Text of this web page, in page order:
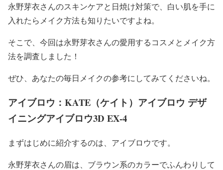
永野芽衣さんのスキンケアと 日焼け対策で、 白い肌を手に
入れたらメイク方法も知りたいですよね。
そこで、今回は永野芽衣さんの愛用するコスメ と メイク方
法を調査しました！
ぜひ、あなたの毎日メイクの参考にしてみてくださいね。
アイブロウ：KATE（ケイト）アイブロウ デザ
イニングアイブロウ3D EX-4
まずはじめに紹介するのは、 アイブロウです。
永野芽衣さんの眉は、ブラウン系のカラーでふんわり して